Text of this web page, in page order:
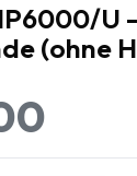
(ohne